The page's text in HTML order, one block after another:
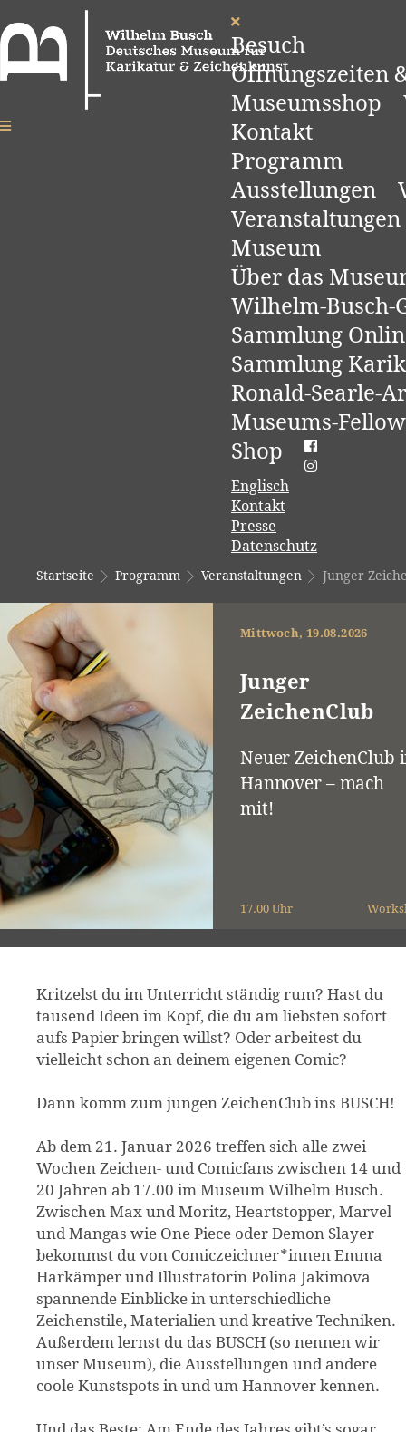
Besuch
Öffnungszeiten
Museumsshop
Kontakt
Programm
Ausstellungen
Veranstaltungen
Museum
Über das
Wilhelm-Busch-
Sammlung
Sammlung
Ronald-Searle-
Museums-
Shop
Englisch
Kontakt
Presse
Datenschutz
Startseite Programm Veranstaltungen Junger
Mittwoch, 19.08.2026
Junger
ZeichenClub
Neuer ZeichenClub
Hannover – mach
mit!
17.00 Uhr
Kritzelst du im Unterricht ständig rum? Hast du
tausend Ideen im Kopf, die du am liebsten sofort
aufs Papier bringen willst? Oder arbeitest du
vielleicht schon an deinem eigenen Comic?
Dann komm zum jungen ZeichenClub ins BUSCH!
Ab dem 21. Januar 2026 treffen sich alle zwei
Wochen Zeichen- und Comicfans zwischen 14 und
20 Jahren ab 17.00 im Museum Wilhelm Busch.
Zwischen Max und Moritz, Heartstopper, Marvel
und Mangas wie One Piece oder Demon Slayer
bekommst du von Comiczeichner*innen Emma
Harkämper und Illustratorin Polina Jakimova
spannende Einblicke in unterschiedliche
Zeichenstile, Materialien und kreative Techniken.
Außerdem lernst du das BUSCH (so nennen wir
unser Museum), die Ausstellungen und andere
coole Kunstspots in und um Hannover kennen.